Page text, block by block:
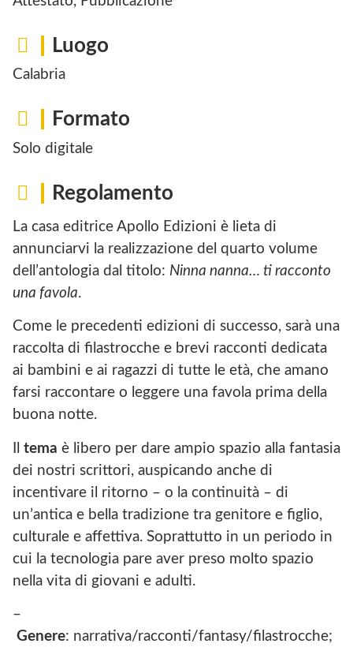
Luogo
Calabria
Formato
Solo digitale
Regolamento
La casa editrice Apollo Edizioni è lieta di
annunciarvi la realizzazione del quarto volume
dell’antologia dal titolo: Ninna nanna… ti racconto
una favola.
Come le precedenti edizioni di successo, sarà una
raccolta di filastrocche e brevi racconti dedicata
ai bambini e ai ragazzi di tutte le età, che amano
farsi raccontare o leggere una favola prima della
buona notte.
tema è libero per dare ampio spazio alla fantasia
dei nostri scrittori, auspicando anche di
incentivare il ritorno – o la continuità – di
un’antica e bella tradizione tra genitore e figlio,
culturale e affettiva. Soprattutto in un periodo in
cui la tecnologia pare aver preso molto spazio
nella vita di giovani e adulti.
–
Genere: narrativa/racconti/fantasy/filastrocche;